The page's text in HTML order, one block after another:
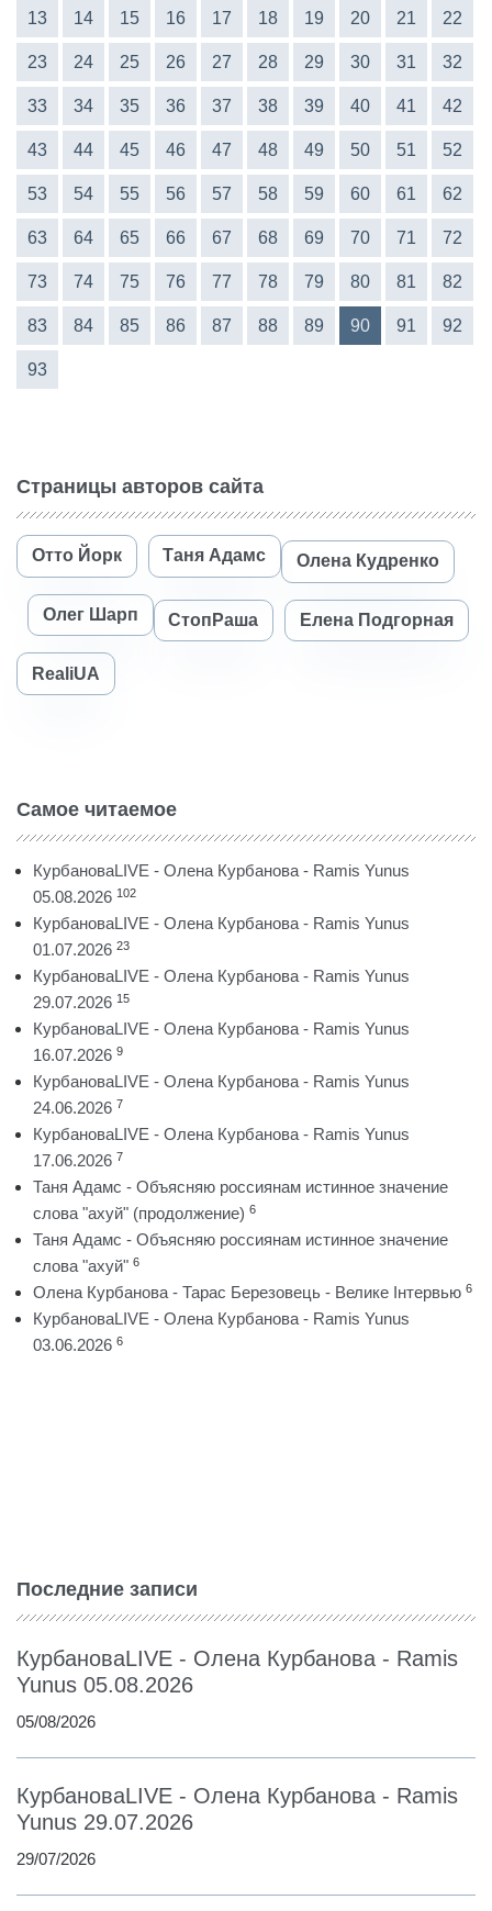
13 14 15 16 17 18 19 20 21 22
23 24 25 26 27 28 29 30 31 32
33 34 35 36 37 38 39 40 41 42
43 44 45 46 47 48 49 50 51 52
53 54 55 56 57 58 59 60 61 62
63 64 65 66 67 68 69 70 71 72
73 74 75 76 77 78 79 80 81 82
83 84 85 86 87 88 89 90 91 92
93
Страницы авторов сайта
Отто Йорк Таня Адамс Олена Кудренко
Олег Шарп СтопРаша Елена Подгорная
RealiUA
Самое читаемое
КурбановаLIVE - Олена Курбанова - Ramis Yunus
05.08.2026 102
КурбановаLIVE - Олена Курбанова - Ramis Yunus
01.07.2026 23
КурбановаLIVE - Олена Курбанова - Ramis Yunus
29.07.2026 15
КурбановаLIVE - Олена Курбанова - Ramis Yunus
16.07.2026 9
КурбановаLIVE - Олена Курбанова - Ramis Yunus
24.06.2026 7
КурбановаLIVE - Олена Курбанова - Ramis Yunus
17.06.2026 7
Таня Адамс - Объясняю россиянам истинное значение
слова "ахуй" (продолжение) 6
Таня Адамс - Объясняю россиянам истинное значение
слова "ахуй" 6
Олена Курбанова - Тарас Березовець - Велике Інтервью 6
КурбановаLIVE - Олена Курбанова - Ramis Yunus
03.06.2026 6
Последние записи
КурбановаLIVE - Олена Курбанова - Ramis
Yunus 05.08.2026
05/08/2026
КурбановаLIVE - Олена Курбанова - Ramis
Yunus 29.07.2026
29/07/2026